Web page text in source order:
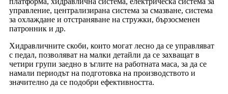
управление, централизирана система за смазване, система
за охлаждане и отстраняване на стружки, бързосменен
патронник и др.
Хидравличните скоби, които могат лесно да се управляват
с педал, позволяват на малки детайли да се захващат в
четири групи заедно в ъглите на работната маса, за да се
намали периодът на подготовка на производството и
значително да се подобри ефективността.